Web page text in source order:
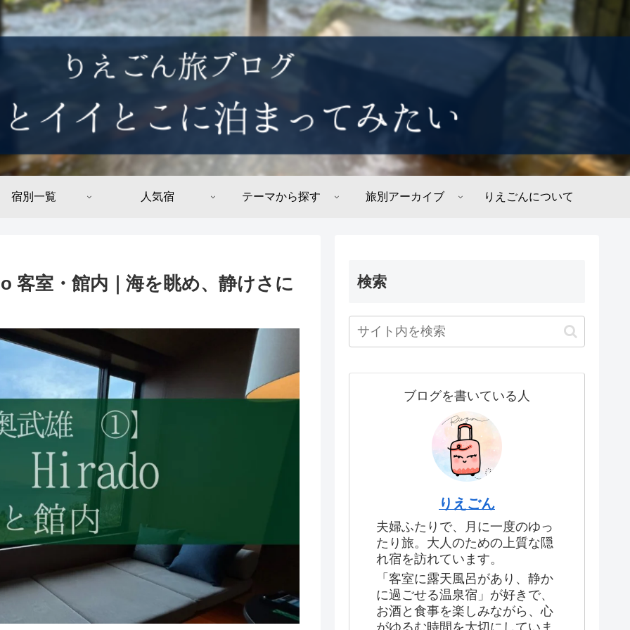
宿別一覧 人気宿 テーマから探す 旅別アーカイブ りえごんについて
室・館内｜海を眺め、静けさに 検索
ブログを書いている人
りえごん
夫婦ふたりで、月に一度のゆっ
たり旅。大人のための上質な隠
れ宿を訪れています。
「客室に露天風呂があり、静か
に過ごせる温泉宿」が好きで、
お酒と食事を楽しみながら、心